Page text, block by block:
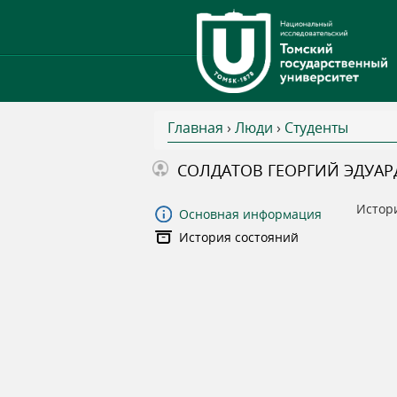
В
ы
з
Главная › Люди › Студенты
СОЛДАТОВ ГЕОРГИЙ
Основная информация
История состояний